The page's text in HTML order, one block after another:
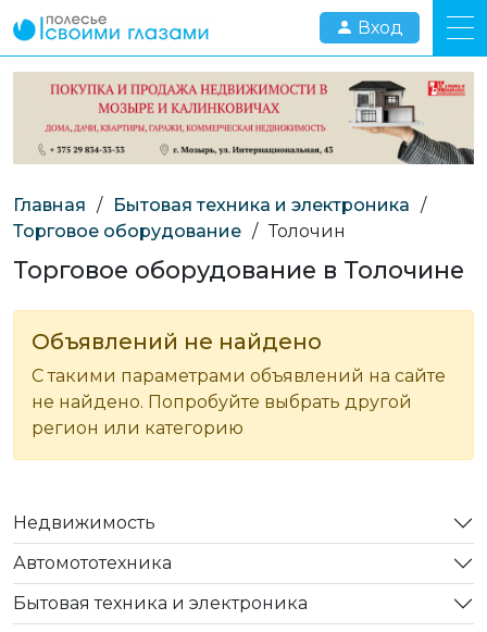
Вход
Главная / Бытовая техника и электроника /
Торговое оборудование / Толочин
Торговое оборудование в Толочине
Объявлений не найдено
С такими параметрами объявлений на сайте
не найдено. Попробуйте выбрать другой
регион или категорию
Недвижимость
Автомототехника
Бытовая техника и электроника